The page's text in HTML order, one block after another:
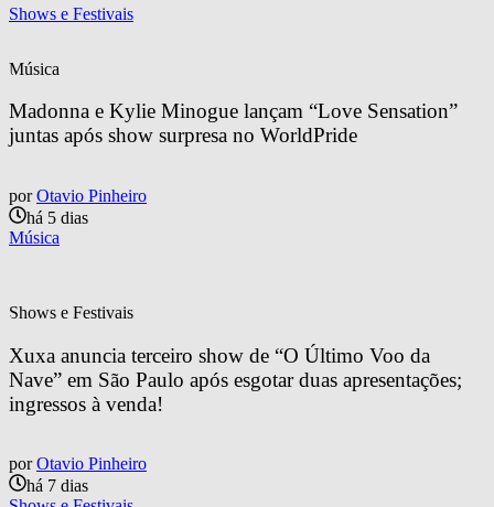
Shows e Festivais
Música
Madonna e Kylie Minogue lançam “Love Sensation”
juntas após show surpresa no WorldPride
por Otavio Pinheiro
há 5 dias
Música
Shows e Festivais
Xuxa anuncia terceiro show de “O Último Voo da
Nave” em São Paulo após esgotar duas apresentações;
ingressos à venda!
por Otavio Pinheiro
há 7 dias